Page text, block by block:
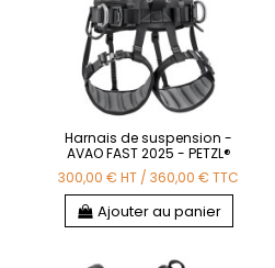
Harnais de suspension -
AVAO FAST 2025 - PETZL®
300,00 €HT /360,00 €TTC
Ajouter au panier